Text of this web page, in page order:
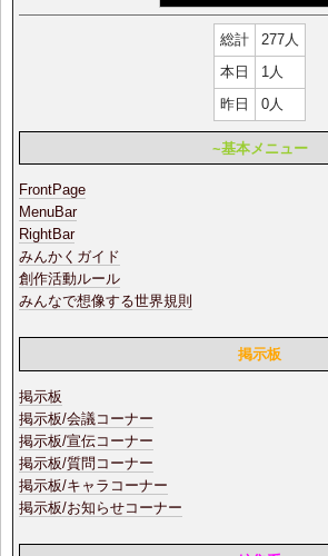
総計
277人
本日
1人
昨日
0人
~基本メニュー
FrontPage
MenuBar
RightBar
みんかくガイド
創作活動ルール
みんなで想像する世界規則
掲示板
掲示板
掲示板/会議コーナー
掲示板/宣伝コーナー
掲示板/質問コーナー
掲示板/キャラコーナー
掲示板/お知らせコーナー